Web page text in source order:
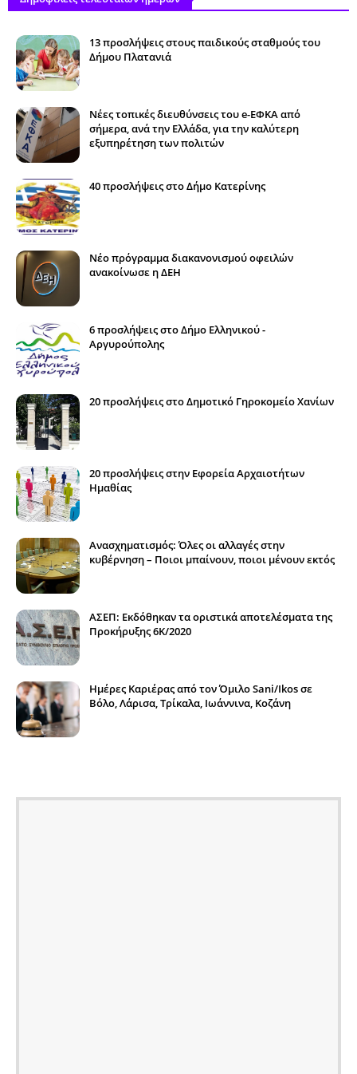
13 προσλήψεις στους παιδικούς σταθμούς του
Δήμου Πλατανιά
Νέες τοπικές διευθύνσεις του e-ΕΦΚΑ από
σήμερα, ανά την Ελλάδα, για την καλύτερη
εξυπηρέτηση των πολιτών
40 προσλήψεις στο Δήμο Κατερίνης
Νέο πρόγραμμα διακανονισμού οφειλών
ανακοίνωσε η ΔΕΗ
6 προσλήψεις στο Δήμο Ελληνικού -
Αργυρούπολης
20 προσλήψεις στο Δημοτικό Γηροκομείο Χανίων
20 προσλήψεις στην Εφορεία Αρχαιοτήτων
Ημαθίας
Ανασχηματισμός: Όλες οι αλλαγές στην
κυβέρνηση – Ποιοι μπαίνουν, ποιοι μένουν εκτός
ΑΣΕΠ: Εκδόθηκαν τα οριστικά αποτελέσματα της
Προκήρυξης 6Κ/2020
Ημέρες Καριέρας από τον Όμιλο Sani/Ikos σε
Βόλο, Λάρισα, Τρίκαλα, Ιωάννινα, Κοζάνη